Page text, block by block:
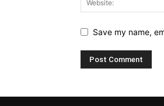
Save my name,